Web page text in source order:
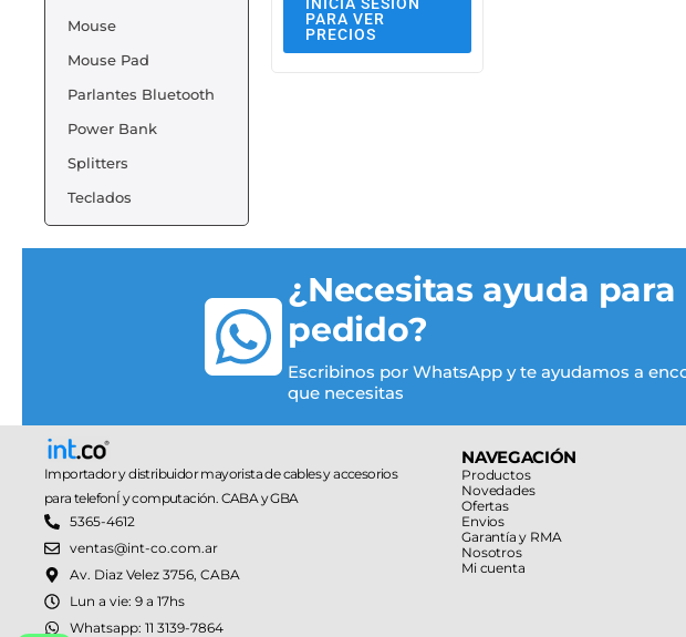
Mouse
Mouse Pad
Parlantes Bluetooth
Power Bank
Splitters
Teclados
PARA VER
PRECIOS
¿Necesitas ayuda
pedido?
Escribinos por WhatsApp y te ayudamos a
que necesitas
Importador y distribuidor mayorista de cables y accesorios
para telefonÍ y computación. CABA y GBA
5365-4612
ventas@int-co.com.ar
Av. Diaz Velez 3756, CABA
Lun a vie: 9 a 17hs
Whatsapp: 11 3139-7864
NAVEGACIÓN
Productos
Novedades
Ofertas
Envios
Garantía y RMA
Nosotros
Mi cuenta